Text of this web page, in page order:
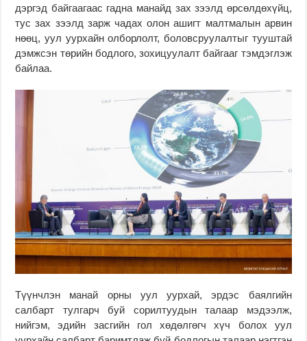
дэргэд байгаагаас гадна манайд зах зээлд өрсөлдөхүйц,
тус зах зээлд зарж чадах олон ашигт малтмалын арвин
нөөц, уул уурхайн олборлолт, боловсруулалтыг тууштай
дэмжсэн төрийн бодлого, зохицуулалт байгааг тэмдэглэж
байлаа.
Түүнчлэн манай орны уул уурхай, эрдэс баялгийн
салбарт тулгарч буй сорилтуудын талаар мэдээлж,
нийгэм, эдийн засгийн гол хөдөлгөгч хүч болох уул